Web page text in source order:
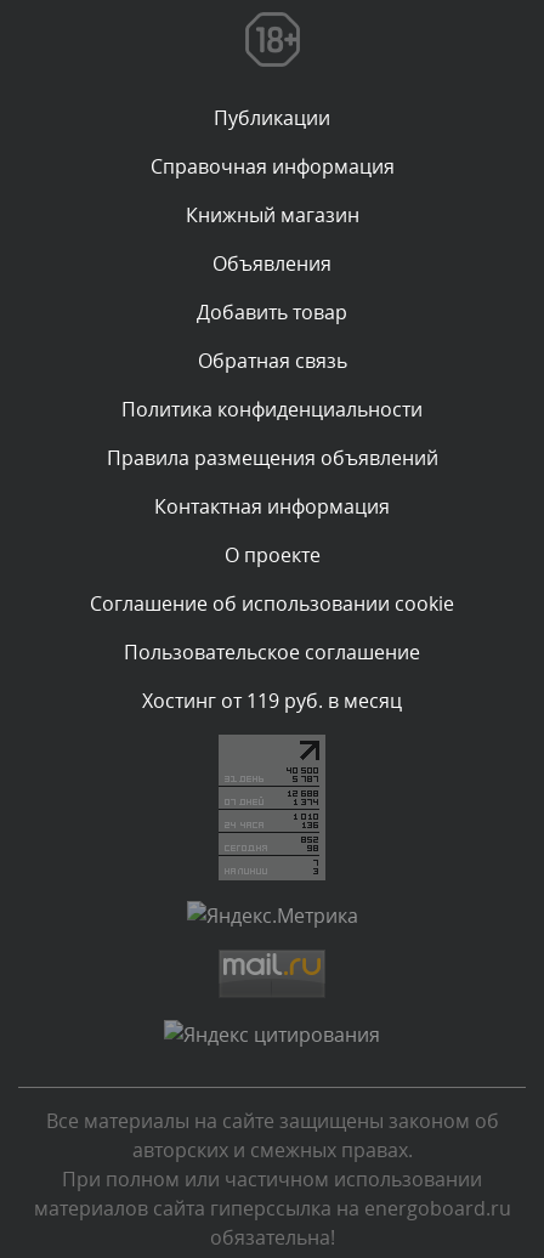
Текст комментария будет виден после проверки
Комментарий проверяется
Текст комментария будет виден после проверки
администратором.
Комментарий проверяется
администратором.
Комментарий проверяется
администратором.
Комментарий проверяется
администратором.
Комментарий проверяется
Текст комментария будет виден после проверки
Комментарий проверяется
Текст комментария будет виден после проверки
администратором.
Текст комментария будет виден после проверки
администратором.
Комментарий проверяется
Текст комментария будет виден после проверки
администратором.
Сегодня, в 00:13
Публикации
Справочная информация
Книжный магазин
Объявления
Добавить товар
Обратная связь
Политика конфиденциальности
Правила размещения объявлений
Контактная информация
О проекте
Соглашение об использовании cookie
Пользовательское соглашение
Хостинг от 119 руб. в месяц
Все материалы на сайте защищены законом об
авторских и смежных правах.
При полном или частичном использовании
материалов сайта гиперссылка на energoboard.ru
обязательна!